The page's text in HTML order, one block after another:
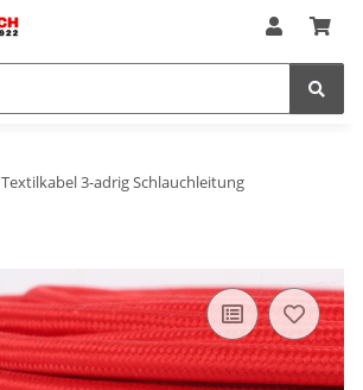
Textilkabel 3-adrig Schlauchleitung